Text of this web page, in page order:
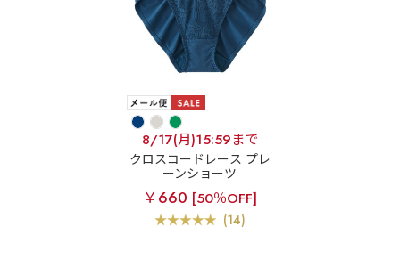
8/17(月)15:59まで
クロスコードレース プレ
ーンショーツ
￥660 [50％OFF]
(14)